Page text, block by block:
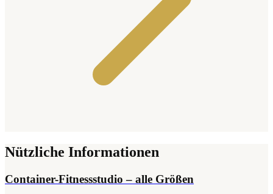
Nützliche Informationen
Container-Fitnessstudio – alle Größen